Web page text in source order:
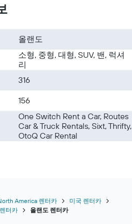
올랜도
소형, 중형, 대형, SUV, 밴, 럭셔
리
316
156
One Switch Rent a Car, Routes
Car & Truck Rentals, Sixt, Thrifty,
OtoQ Car Rental
America 렌터카
미국 렌터카
터카
올랜도 렌터카